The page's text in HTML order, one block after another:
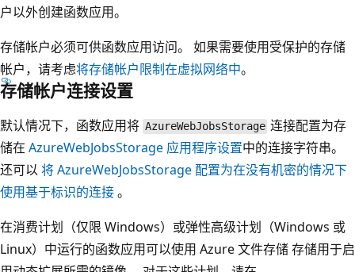
户以外创建函数应用。
存储帐户必须可供函数应用访问。 如果需要使用受保护的存储
帐户，请考虑将存储帐户限制在虚拟网络中。
存储帐户连接设置
默认情况下，函数应用将 AzureWebJobsStorage 连接配置为存
储在 AzureWebJobsStorage 应用程序设置中的连接字符串。
还可以 将 AzureWebJobsStorage 配置为在没有机密的情况下
使用基于标识的连接。
在消费计划（仅限 Windows）或弹性高级计划（Windows 或
Linux）中运行的函数应用可以使用 Azure 文件存储 存储用于启